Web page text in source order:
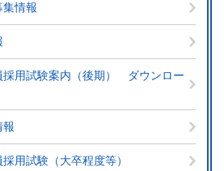
情報
採用試験案内（後期） ダウンロー
報
用試験（大卒程度等）